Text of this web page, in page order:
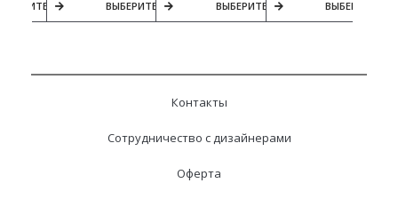
ПАРАМЕТРЫВЫБЕРИТЕ ПАРАМЕТРЫВЫБЕРИТЕ ПАРАМЕТРЫВЫБЕРИТЕ
Контакты
Сотрудничество с дизайнерами
Оферта